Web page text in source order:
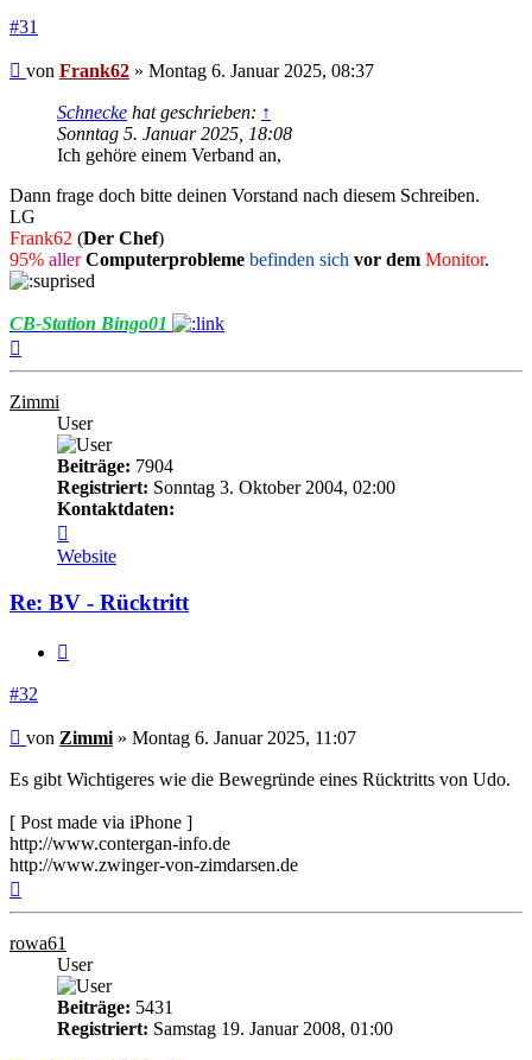
#31
Beitrag
von Frank62 » Montag 6. Januar 2025, 08:37
Schnecke hat geschrieben: ↑
Sonntag 5. Januar 2025, 18:08
Ich gehöre einem Verband an,
Dann frage doch bitte deinen Vorstand nach diesem Schreiben.
LG
Frank62 (Der Chef)
95% aller Computerprobleme befinden sich vor dem Monitor.
CB-Station Bingo01
Zimmi
User
Beiträge: 7904
Registriert: Sonntag 3. Oktober 2004, 02:00
Kontaktdaten:
von
Zimmi
Website
Re: BV - Rücktritt
#32
Beitrag
von Zimmi » Montag 6. Januar 2025, 11:07
Es gibt Wichtigeres wie die Bewegründe eines Rücktritts von Udo.
[ Post made via iPhone ]
http://www.contergan-info.de
http://www.zwinger-von-zimdarsen.de
rowa61
User
Beiträge: 5431
Registriert: Samstag 19. Januar 2008, 01:00